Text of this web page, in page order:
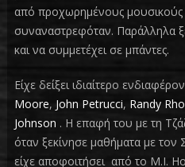
από προχωρημένους
συναναστρεφόταν. Παράλληλα
και να συμμετέχει σε μπάντες.
Είχε δείξει ιδιαίτερο
Moore, John Petrucci, Randy
Johnson . Η επαφή του με τη
όταν ξεκίνησε μαθήματα με
είχε αποφοιτήσει από το M.I.